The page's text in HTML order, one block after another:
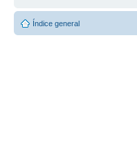
Índice general